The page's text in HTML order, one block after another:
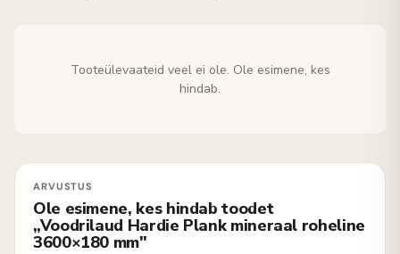
Tooteülevaateid veel ei ole. Ole esimene, kes
hindab.
Ole esimene, kes hindab toodet
„Voodrilaud Hardie Plank mineraal roheline
3600×180 mm"